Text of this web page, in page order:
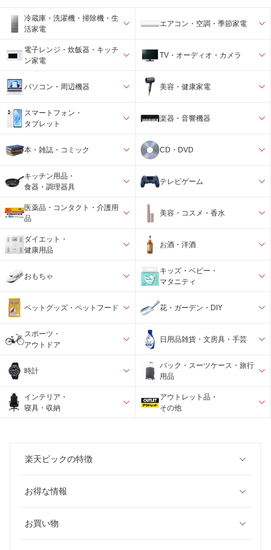
冷蔵庫・洗濯機・掃除機・生
活家電
エアコン・空調・季節家電
電子レンジ・炊飯器・キッチ
ン家電
TV・オーディオ・カメラ
パソコン・周辺機器 美容・健康家電
スマートフォン・
タブレット
楽器・音響機器
本・雑誌・コミック CD・DVD
キッチン用品・
食器・調理器具
テレビゲーム
医薬品・コンタクト・介護用
品
美容・コスメ・香水
ダイエット・
健康用品
お酒・洋酒
おもちゃ
キッズ・ベビー・
マタニティ
ペットグッズ・ペットフード 花・ガーデン・DIY
スポーツ・
アウトドア
日用品雑貨・文房具・手芸
時計
バック・スーツケース・旅行
用品
インテリア・
寝具・収納
アウトレット品・
その他
楽天ビックの特徴
お得な情報
お買い物